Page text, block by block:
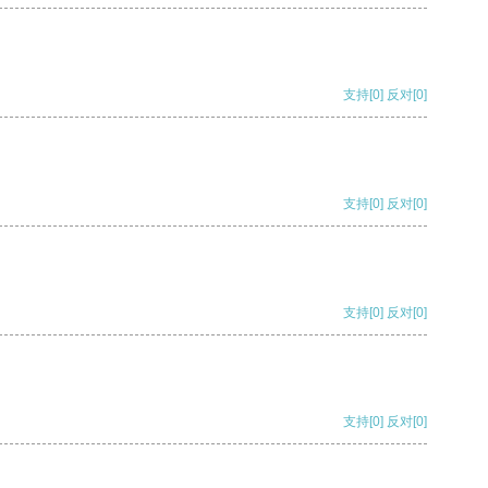
支持[0] 反对[0]
支持[0] 反对[0]
支持[0] 反对[0]
支持[0] 反对[0]